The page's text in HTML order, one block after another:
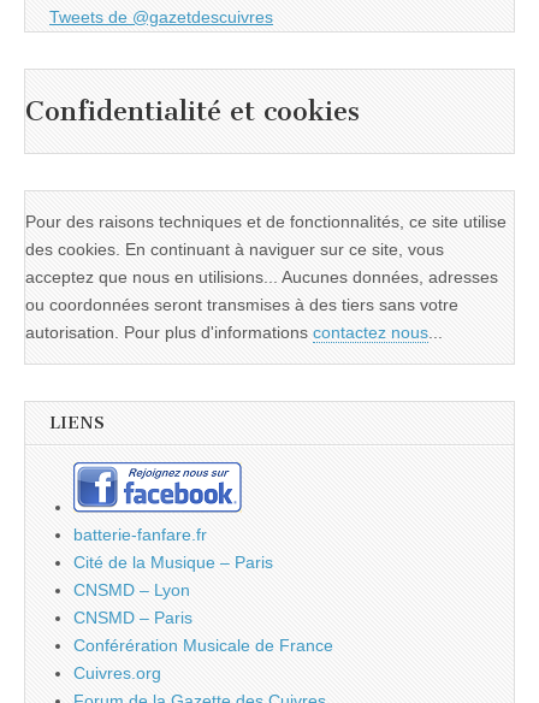
Tweets de @gazetdescuivres
Confidentialité et cookies
Pour des raisons techniques et de fonctionnalités, ce site utilise
des cookies. En continuant à naviguer sur ce site, vous
acceptez que nous en utilisions... Aucunes données, adresses
ou coordonnées seront transmises à des tiers sans votre
autorisation. Pour plus d'informations contactez nous...
LIENS
batterie-fanfare.fr
Cité de la Musique – Paris
CNSMD – Lyon
CNSMD – Paris
Conférération Musicale de France
Cuivres.org